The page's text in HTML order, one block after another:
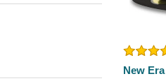
New Era